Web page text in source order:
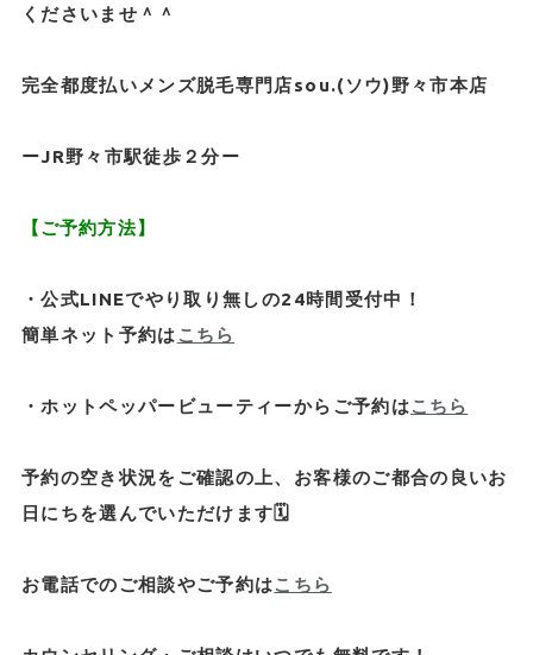
くださいませ＾＾
完全都度払いメンズ脱毛専門店sou.(ソウ)野々市本店
ーJR野々市駅徒歩２分ー
【ご予約方法】
・公式LINEでやり取り無しの24時間受付中！
簡単ネット予約はこちら
・ホットペッパービューティーからご予約はこちら
予約の空き状況をご確認の上、お客様のご都合の良いお
日にちを選んでいただけます🗓️
お電話でのご相談やご予約はこちら